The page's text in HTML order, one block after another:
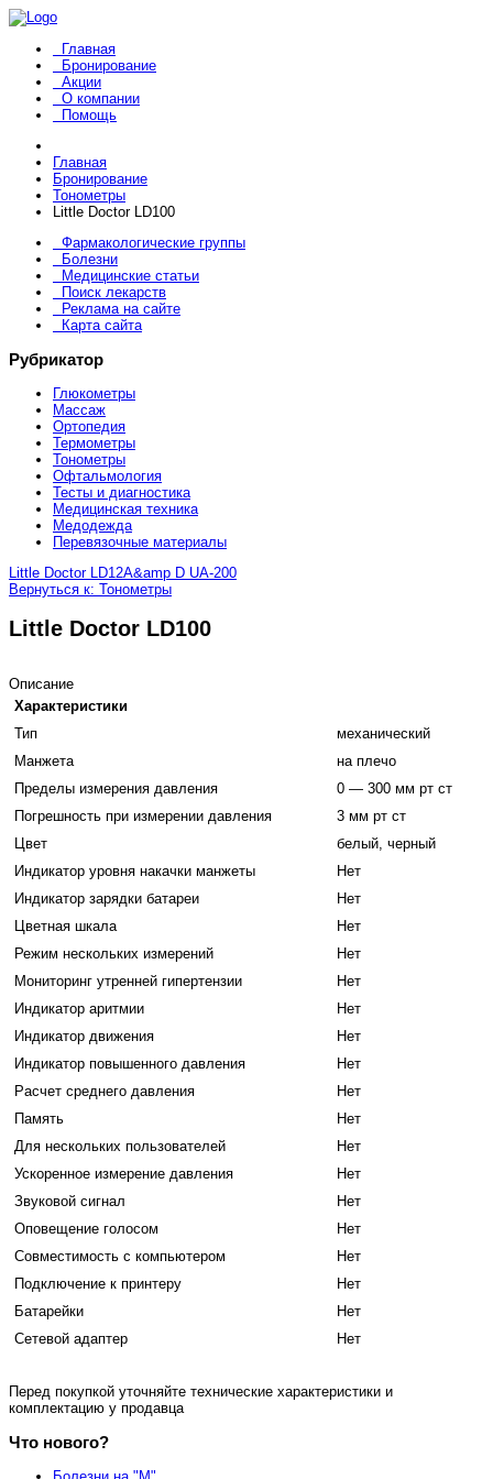
Главная
Бронирование
Акции
О компании
Помощь
Главная
Бронирование
Тонометры
Little Doctor LD100
Фармакологические группы
Болезни
Медицинские статьи
Поиск лекарств
Реклама на сайте
Карта сайта
Рубрикатор
Глюкометры
Массаж
Ортопедия
Термометры
Тонометры
Офтальмология
Тесты и диагностика
Медицинская техника
Медодежда
Перевязочные материалы
Little Doctor LD12A&amp D UA-200
Вернуться к: Тонометры
Little Doctor LD100
Описание
Характеристики
Тип
механический
Манжета
на плечо
Пределы измерения давления
0 — 300 мм рт ст
Погрешность при измерении давления
3 мм рт ст
Цвет
белый, черный
Индикатор уровня накачки манжеты
Нет
Индикатор зарядки батареи
Нет
Цветная шкала
Нет
Режим нескольких измерений
Нет
Мониторинг утренней гипертензии
Нет
Индикатор аритмии
Нет
Индикатор движения
Нет
Индикатор повышенного давления
Нет
Расчет среднего давления
Нет
Память
Нет
Для нескольких пользователей
Нет
Ускоренное измерение давления
Нет
Звуковой сигнал
Нет
Оповещение голосом
Нет
Совместимость с компьютером
Нет
Подключение к принтеру
Нет
Батарейки
Нет
Сетевой адаптер
Нет
Перед покупкой уточняйте технические характеристики и
комплектацию у продавца
Что нового?